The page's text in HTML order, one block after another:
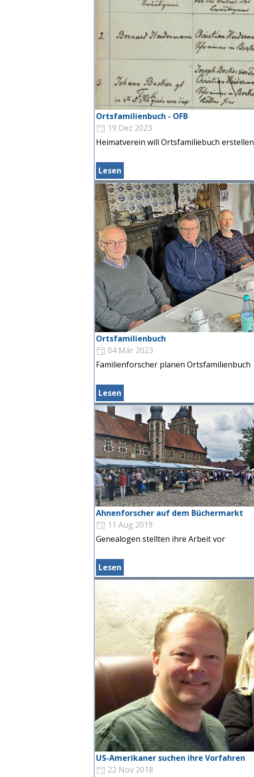
Ortsfamilienbuch - OFB
19 Dez 2023
Heimatverein will Ortsfamiliebuch erstellen
Lesen
Ortsfamilienbuch
04 Mär 2023
Familienforscher planen Ortsfamilienbuch
Lesen
Ahnenforscher auf dem Büchermarkt
11 Aug 2019
Genealogen stellten ihre Arbeit vor
Lesen
US-Amerikaner suchen ihre Vorfahren
22 Nov 2018